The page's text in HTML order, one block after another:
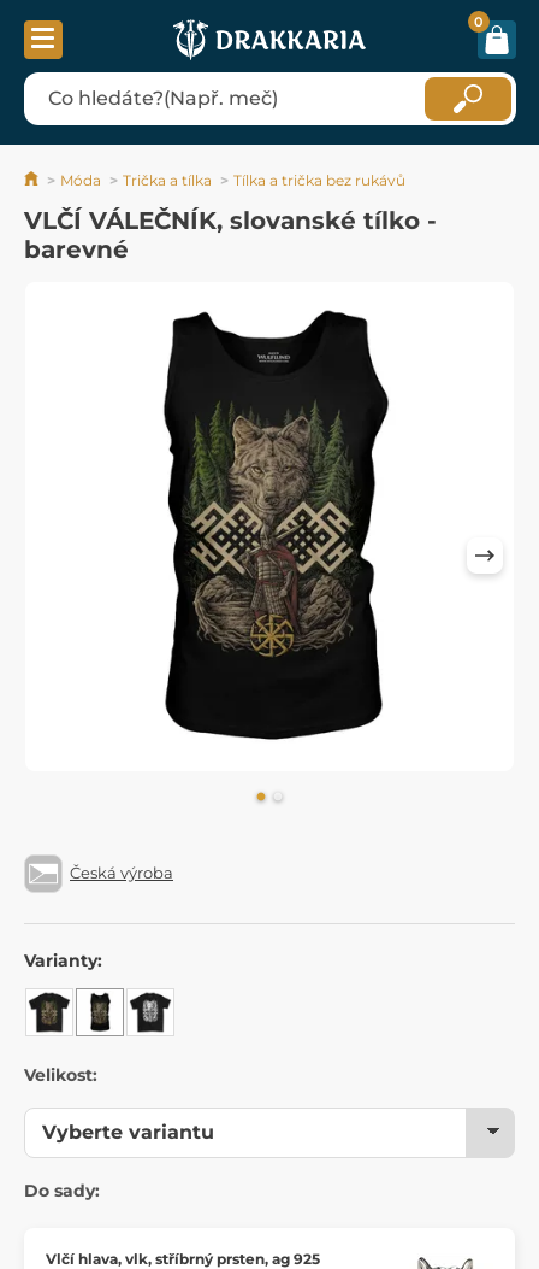
0
Móda Trička a tílka Tílka a trička bez rukávů
VLČÍ VÁLEČNÍK, slovanské tílko -
barevné
Česká výroba
Varianty:
Velikost:
Do sady:
Vlčí hlava, vlk, stříbrný prsten, ag 925